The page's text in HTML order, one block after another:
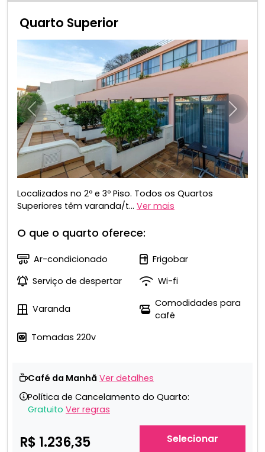
Quarto Superior
Anterior
Localizados no 2º e 3º Piso. Todos os Quartos
Superiores têm varanda/t... Ver mais
O que o quarto oferece:
Ar-condicionado
Frigobar
Serviço de despertar
Wi-fi
Varanda
Comodidades para
café
Tomadas 220v
Café da Manhã Ver detalhes
Política de Cancelamento do Quarto:
Gratuito Ver regras
R$ 1.236,35 Selecionar